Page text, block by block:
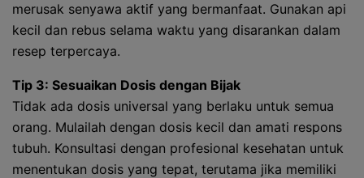
merusak senyawa aktif yang bermanfaat. Gunakan api
kecil dan rebus selama waktu yang disarankan dalam
resep terpercaya.
Tip 3: Sesuaikan Dosis dengan Bijak
Tidak ada dosis universal yang berlaku untuk semua
orang. Mulailah dengan dosis kecil dan amati respons
tubuh. Konsultasi dengan profesional kesehatan untuk
menentukan dosis yang tepat, terutama jika memiliki